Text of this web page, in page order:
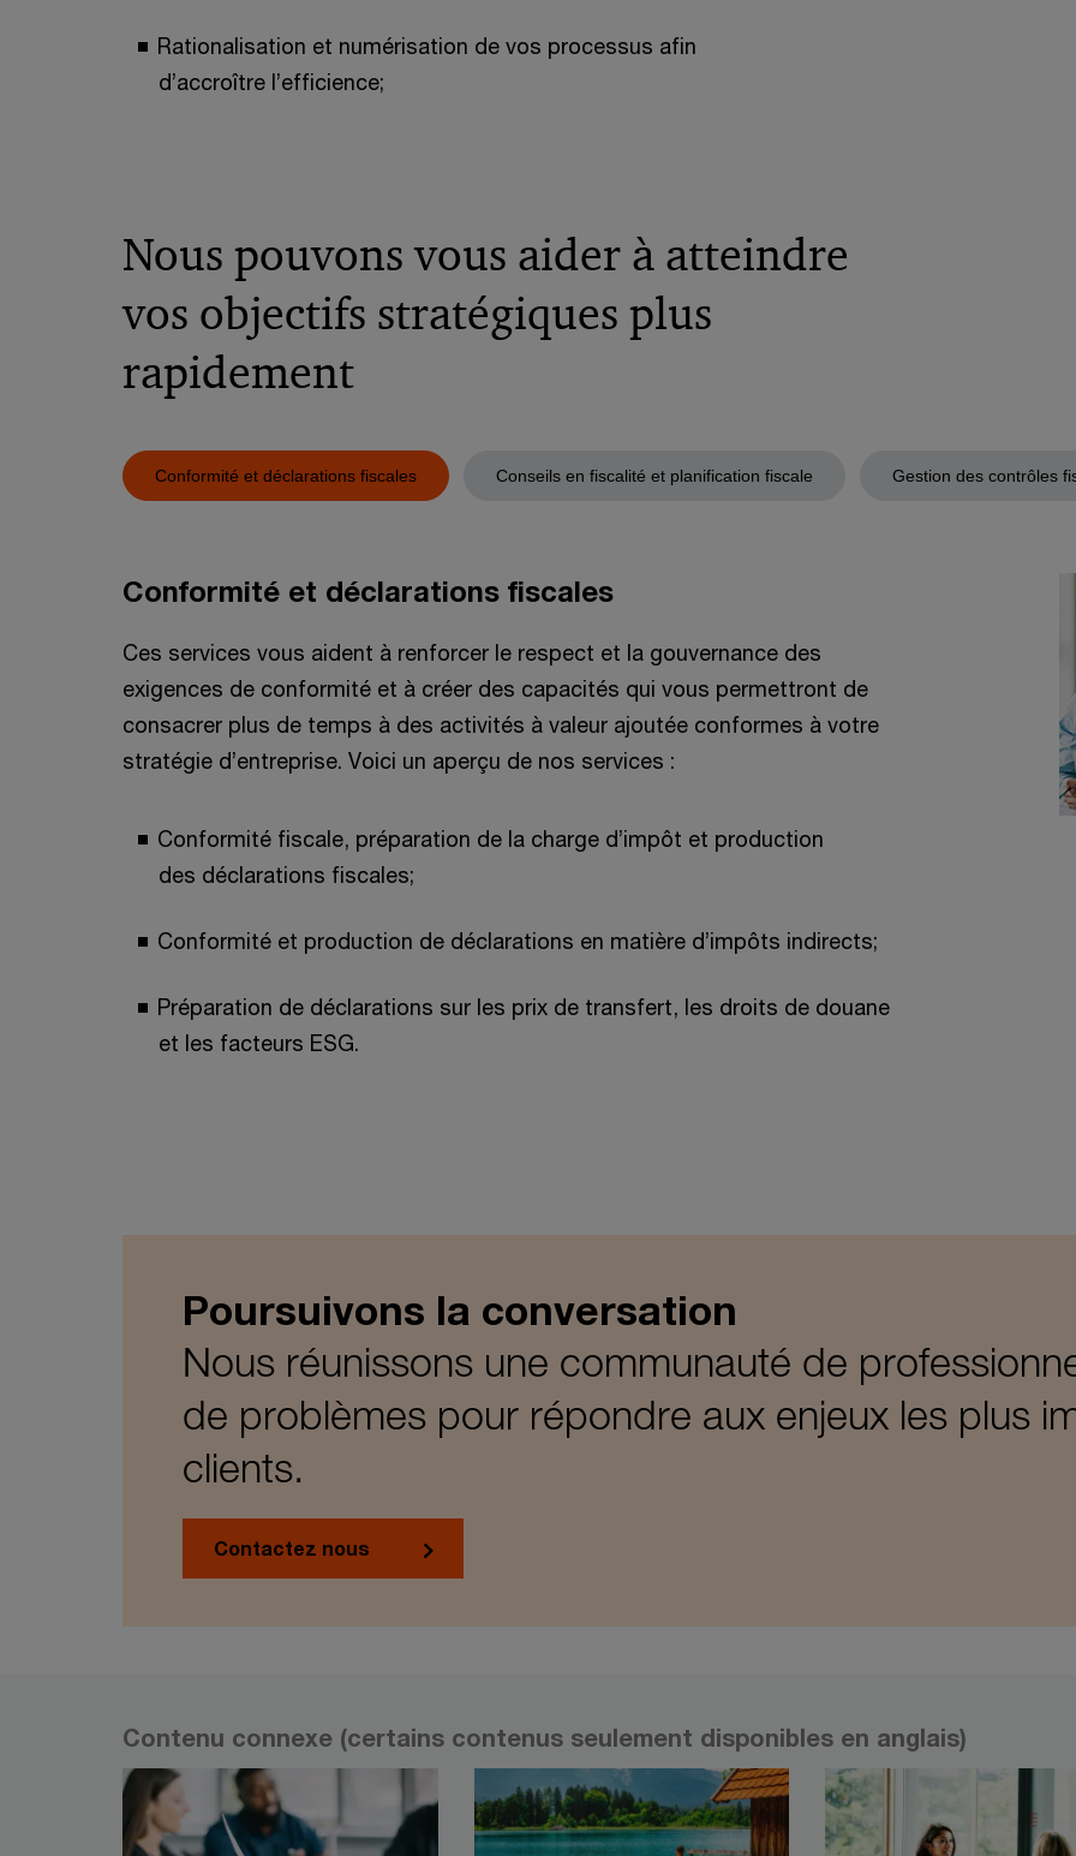
Rationalisation et numérisation de vos processus afin
d’accroître l’efficience;
Nous pouvons vous aider à atteindre
vos objectifs stratégiques plus
rapidement
Conformité et déclarations fiscales Conseils en fiscalité et planification fiscale Gestion des contrôles
Conformité et déclarations fiscales
Ces services vous aident à renforcer le respect et la gouvernance des
exigences de conformité et à créer des capacités qui vous permettront de
consacrer plus de temps à des activités à valeur ajoutée conformes à votre
stratégie d’entreprise. Voici un aperçu de nos services :
Conformité fiscale, préparation de la charge d’impôt et production
des déclarations fiscales;
Conformité et production de déclarations en matière d’impôts indirects;
Préparation de déclarations sur les prix de transfert, les droits de douane
et les facteurs ESG.
Poursuivons la conversation
Nous réunissons une communauté de
de problèmes pour répondre aux enjeux les plus
clients.
Contactez nous
Contenu connexe (certains contenus seulement disponibles en anglais)